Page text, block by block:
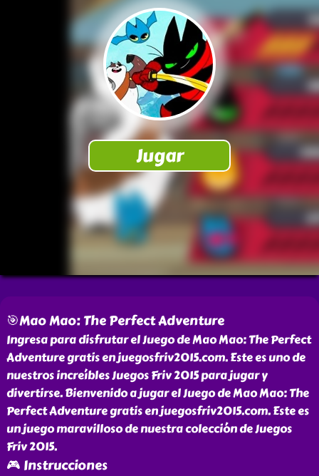
🎯Mao Mao: The Perfect Adventure
Ingresa para disfrutar el Juego de Mao Mao: The Perfect
Adventure gratis en juegosfriv2015.com. Este es uno de
nuestros increíbles Juegos Friv 2015 para jugar y
divertirse. Bienvenido a jugar el Juego de Mao Mao: The
Perfect Adventure gratis en juegosfriv2015.com. Este es
un juego maravilloso de nuestra colección de Juegos
Friv 2015.
🎮 Instrucciones